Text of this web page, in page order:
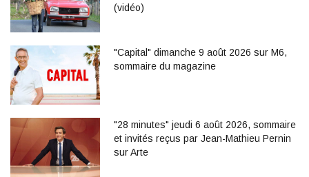
(vidéo)
"Capital" dimanche 9 août 2026 sur M6,
sommaire du magazine
"28 minutes" jeudi 6 août 2026, sommaire
et invités reçus par Jean-Mathieu Pernin
sur Arte